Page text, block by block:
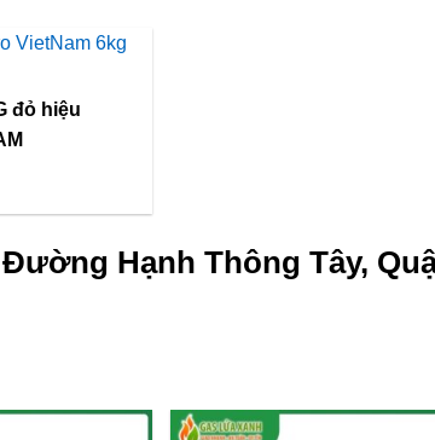
đỏ hiệu
Hạnh Thông Tây,